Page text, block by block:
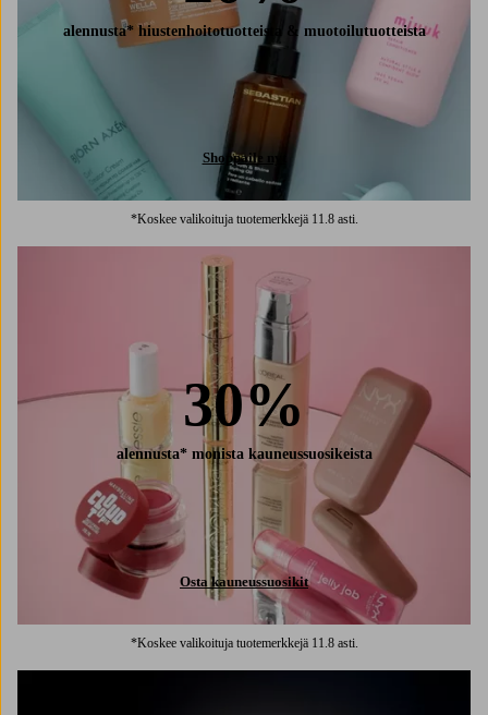
alennusta* hiustenhoitotuotteista & muotoilutuotteista
Shoppaile nyt
*Koskee valikoituja tuotemerkkejä 11.8 asti.
30%
alennusta* monista kauneussuosikeista
Osta kauneussuosikit
*Koskee valikoituja tuotemerkkejä 11.8 asti.